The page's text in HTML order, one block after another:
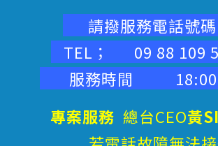
請撥服務電話
TEL； 09 88 109
服務時間 18:00-
專案服務 總台CEO黃